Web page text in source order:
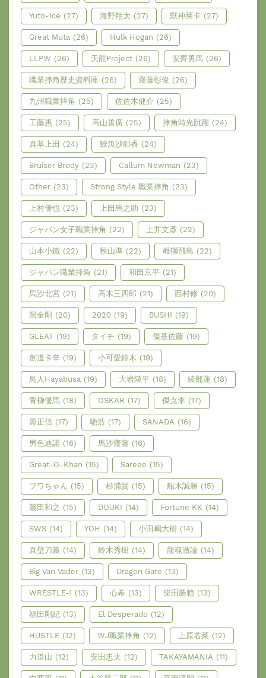
Yuto-Ice (27) 海野翔太 (27) 獸神萊卡 (27)
Great Muta (26) Hulk Hogan (26)
LLPW (26) 天龍Project (26) 安齊勇馬 (26)
職業摔角歷史資料庫 (26) 齋藤彰俊 (26)
九州職業摔角 (25) 佐佐木健介 (25)
工藤惠 (25) 高山善廣 (25) 摔角時光跳躍 (24)
真基上田 (24) 鰻魚沙耶香 (24)
Bruiser Brody (23) Callum Newman (23)
Other (23) Strong Style 職業摔角 (23)
上村優也 (23) 上田馬之助 (23)
ジャパン女子職業摔角 (22) 上井文彥 (22)
山本小鐵 (22) 秋山準 (22) 雌獅飛鳥 (22)
ジャパン職業摔角 (21) 和田京平 (21)
馬沙北宮 (21) 高木三四郎 (21) 西村修 (20)
黑金剛 (20) 2020 (19) BUSHI (19)
GLEAT (19) タイチ (19) 傑基佐藤 (19)
劍道卡辛 (19) 小可愛鈴木 (19)
鳥人Hayabusa (19) 大岩陵平 (18) 綾部蓮 (18)
青柳優馬 (18) OSKAR (17) 傑克李 (17)
淵正信 (17) 馳浩 (17) SANADA (16)
男色迪諾 (16) 馬沙齋藤 (16)
Great-O-Khan (15) Sareee (15)
フワちゃん (15) 杉浦貴 (15) 船木誠勝 (15)
藤田和之 (15) DOUKI (14) Fortune KK (14)
SWS (14) YOH (14) 小田嶋大樹 (14)
真壁刀義 (14) 鈴木秀樹 (14) 龍魂激論 (14)
Big Van Vader (13) Dragon Gate (13)
WRESTLE-1 (13) 心希 (13) 柴田勝賴 (13)
福田剛紀 (13) El Desperado (12)
HUSTLE (12) WJ職業摔角 (12) 上原若菜 (12)
力道山 (12) 安田忠夫 (12) TAKAYAMANIA (11)